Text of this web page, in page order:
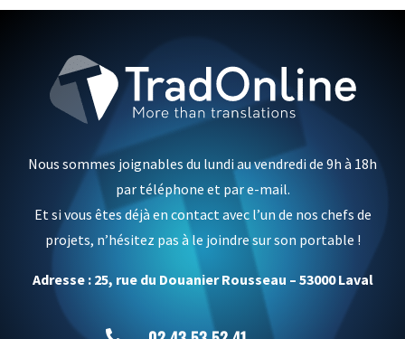
Nous sommes joignables du lundi au vendredi de 9h à 18h
par téléphone et par e-mail.
Et si vous êtes déjà en contact avec l’un de nos chefs de
projets, n’hésitez pas à le joindre sur son portable !
Adresse : 25, rue du Douanier Rousseau – 53000 Laval